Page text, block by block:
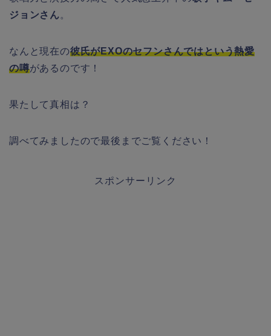
ジョンさん。
なんと現在の彼氏がEXOのセフンさんではという熱愛
の噂があるのです！
果たして真相は？
調べてみましたので最後までご覧ください！
スポンサーリンク